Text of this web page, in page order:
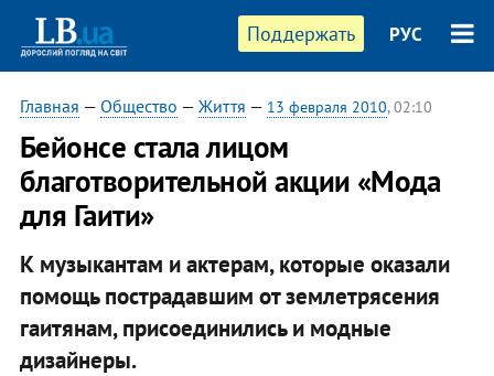
Поддержать РУС
Главная — Общество — Життя — 13 февраля 2010, 02:10
Бейонсе стала лицом
благотворительной акции «Мода
для Гаити»
К музыкантам и актерам, которые оказали
помощь пострадавшим от землетрясения
гаитянам, присоединились и модные
дизайнеры.